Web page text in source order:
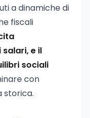
a dinamiche di
fiscali
e il
sociali
con
storica.